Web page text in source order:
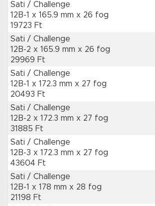
Sati / Challenge
12B-1 x 165.9 mm x 26 fog
19723 Ft
Sati / Challenge
12B-2 x 165.9 mm x 26 fog
29969 Ft
Sati / Challenge
12B-1 x 172.3 mm x 27 fog
20493 Ft
Sati / Challenge
12B-2 x 172.3 mm x 27 fog
31885 Ft
Sati / Challenge
12B-3 x 172.3 mm x 27 fog
43604 Ft
Sati / Challenge
12B-1 x 178 mm x 28 fog
21198 Ft